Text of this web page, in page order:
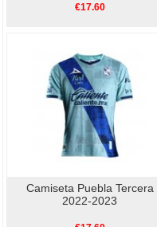
€17.60
Camiseta Puebla Tercera
2022-2023